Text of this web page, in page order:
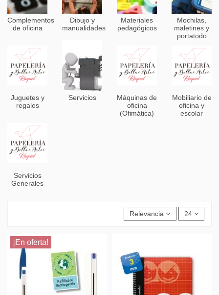
Complementos
de oficina
Dibujo y
manualidades
Materiales
pedagógicos
Mochilas,
maletines y
portatodo
Juguetes y
regalos
Servicios
Máquinas de
oficina
(Ofimática)
Mobiliario de
oficina y
escolar
Servicios
Generales
Relevancia 24
¡En oferta!